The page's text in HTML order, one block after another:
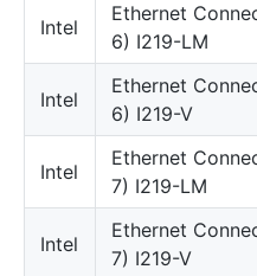
Intel
Ethernet
6) I219-LM
Intel
Ethernet
6) I219-V
Intel
Ethernet
7) I219-LM
Intel
Ethernet
7) I219-V